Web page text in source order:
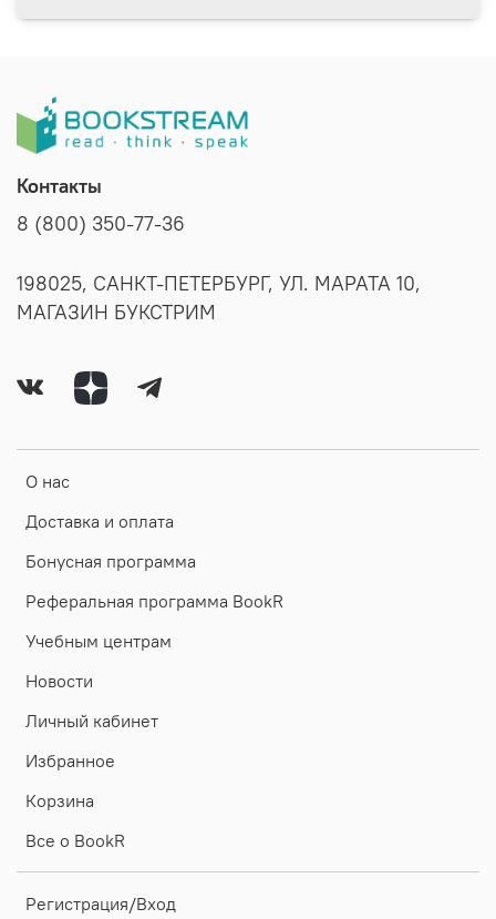
О нас
Доставка и оплата
Бонусная программа
Реферальная программа BookR
Учебным центрам
Новости
Личный кабинет
Избранное
Корзина
Все о BookR
Регистрация/Вход
Контакты
8 (800) 350-77-36
198025, САНКТ-ПЕТЕРБУРГ, УЛ. МАРАТА 10,
МАГАЗИН БУКСТРИМ